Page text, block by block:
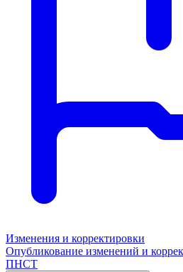
Изменения и корректировки
Опубликование изменений и
ПНСТ